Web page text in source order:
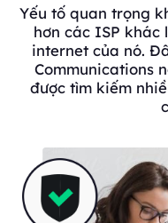
Yếu tố quan trọng
hơn các ISP khác
internet của nó.
Communications
được tìm kiếm